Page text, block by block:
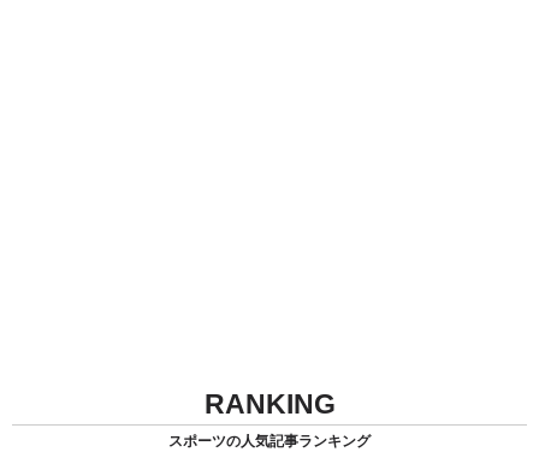
RANKING
スポーツの人気記事ランキング